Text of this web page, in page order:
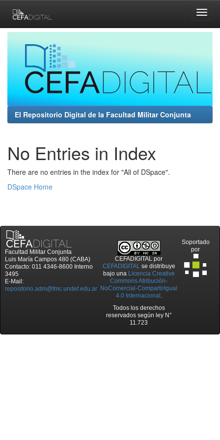
navigation
El Repositorio Digital de la Facultad Militar Conjunta
No Entries in Index
There are no entries in the index for "All of DSpace".
DSpace Home
Facultad Militar Conjunta
Luis María Campos 480 (CABA)
Contacto: 011 4346-8600 Interno
3495
E-Mail:
repositorio.adm@fmc.undef.edu.ar
CEFADIGITAL por
CEFADIGITALse distribuye
bajo una Licencia Creative
Commons Atribución-
NoComercial-CompartirIgual
4.0 Internacional .
Todos los derechos
reservados según ley N°
11.723
Soportado
por